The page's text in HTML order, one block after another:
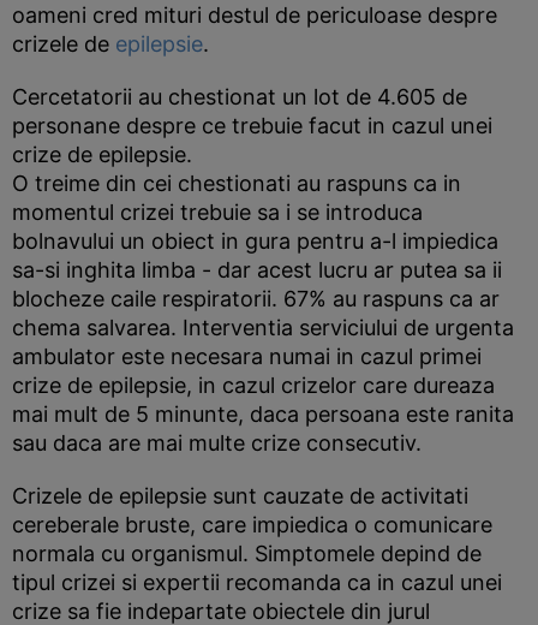
oameni cred mituri destul de periculoase despre
crizele de epilepsie.
Cercetatorii au chestionat un lot de 4.605 de
personane despre ce trebuie facut in cazul unei
crize de epilepsie.
O treime din cei chestionati au raspuns ca in
momentul crizei trebuie sa i se introduca
bolnavului un obiect in gura pentru a-l impiedica
sa-si inghita limba - dar acest lucru ar putea sa ii
blocheze caile respiratorii. 67% au raspuns ca ar
chema salvarea. Interventia serviciului de urgenta
ambulator este necesara numai in cazul primei
crize de epilepsie, in cazul crizelor care dureaza
mai mult de 5 minunte, daca persoana este ranita
sau daca are mai multe crize consecutiv.
Crizele de epilepsie sunt cauzate de activitati
cereberale bruste, care impiedica o comunicare
normala cu organismul. Simptomele depind de
tipul crizei si expertii recomanda ca in cazul unei
crize sa fie indepartate obiectele din jurul